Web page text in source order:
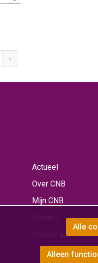
»
Actueel
Over CNB
Mijn CNB
Privacy & Cookies
Alle
Alleen